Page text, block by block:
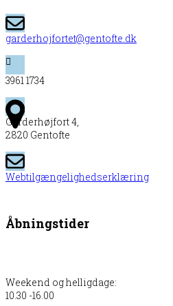
garderhojfortet@gentofte.dk
3961 1734
Garderhøjfort 4,
2820 Gentofte
Webtilgængelighedserklæring
Åbningstider
Weekend og helligdage:
10.30 -16.00